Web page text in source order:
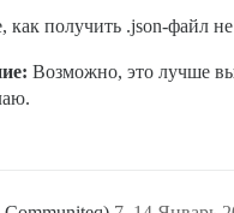
как получить .json-файл
Возможно, это лучше